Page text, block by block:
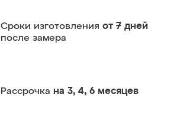
Сроки изготовления от 7 дней
после замера
Рассрочка на 3, 4, 6 месяцев